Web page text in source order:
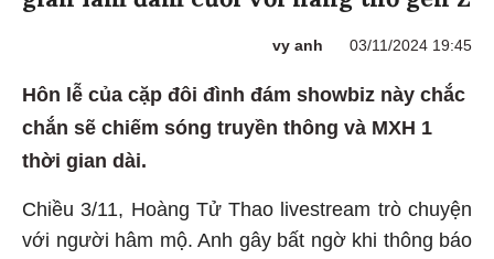
vy anh 03/11/2024 19:45
Hôn lễ của cặp đôi đình đám showbiz này chắc
chắn sẽ chiếm sóng truyền thông và MXH 1
thời gian dài.
Chiều 3/11, Hoàng Tử Thao livestream trò chuyện
với người hâm mộ. Anh gây bất ngờ khi thông báo